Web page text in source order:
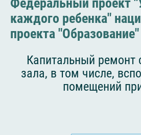
Федеральный проект
каждого ребенка"
проекта "Образование"
Капитальный ремонт
зала, в том числе,
помещений